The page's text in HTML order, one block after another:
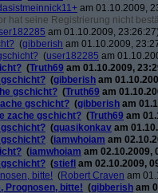
am 01.10.2009,
hat seine Registrierung nicht
am 01.10.2009,
(gibberish am 01.10.2009,
(user182285 am
(Truth69 am 01.10.2009,
gschicht? (gibberish am
gschicht? (Truth69 am
gschicht? (gibberish am
zache gschicht? (Truth69 am
gschicht? (quasikonkav am
gschicht? (iamwhoiam am
(iamwhoiam am 02.10.2009,
gschicht? (stiefl am 02.10.2009,
bitte! (Robert Craven am
Prognosen, bitte! (gibberish am